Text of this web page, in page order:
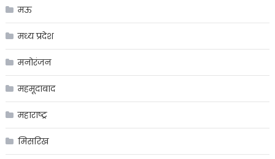
मऊ
मध्य प्रदेश
मनोरंजन
महमूदाबाद
महाराष्ट्र
मिसरिख